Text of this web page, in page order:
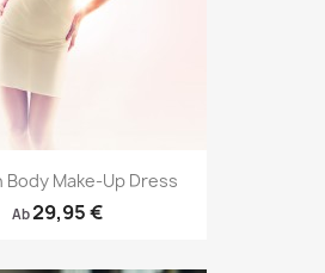
Body Make-Up Dress
Ab29,95 €